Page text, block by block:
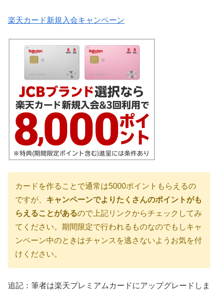
楽天カード新規入会キャンペーン
カードを作ることで通常は5000ポイントもらえるの
ですが、 キャンペーンでよりたくさんのポイントがも
らえることがあるので上記リンクからチェックしてみ
てください。期間限定で行われるものなのでもしキャ
ンペーン中のときはチャンスを逃さないようお気を付
けください。
追記：筆者は楽天プレミアムカードにアップグレードしま